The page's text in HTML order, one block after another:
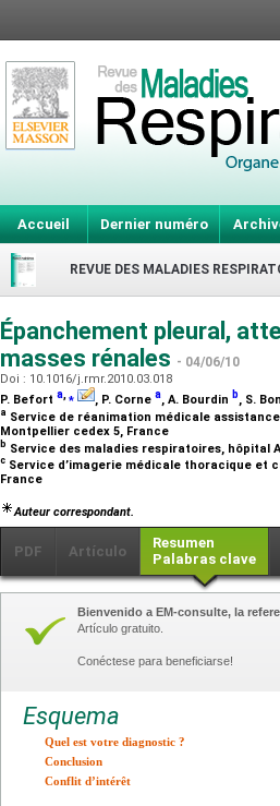
Accueil Dernier numéro
REVUE DES MALADIES
Épanchement pleural,
masses rénales - 04/06/10
Doi : 10.1016/j.rmr.2010.03.018
P. Befort a,⁎ , P. Corne a, A. Bourdin b, S.
a Service de réanimation médicale
Montpellier cedex 5, France
b Service des maladies respiratoires, hôpital
c Service d’imagerie médicale thoracique et
France
Auteur correspondant.
PDF Artículo
Resumen
Palabras clave
Bienvenido a EM-consulte, la
Artículo gratuito.
Conéctese para beneficiarse!
Esquema
Quel est votre diagnostic ?
Conclusion
Conflit d’intérêt